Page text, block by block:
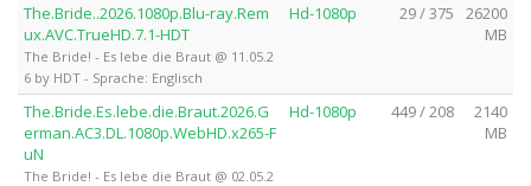
The.Bride..2026.1080p.Blu-ray.Rem
ux.AVC.TrueHD.7.1-HDT
The Bride! - Es lebe die Braut @ 11.05.2
6 by HDT - Sprache: Englisch
Hd-1080p 29 / 375
26200
MB
The.Bride.Es.lebe.die.Braut.2026.G
erman.AC3.DL.1080p.WebHD.x265-F
uN
The Bride! - Es lebe die Braut @ 02.05.2
Hd-1080p 449 / 208
2140
MB